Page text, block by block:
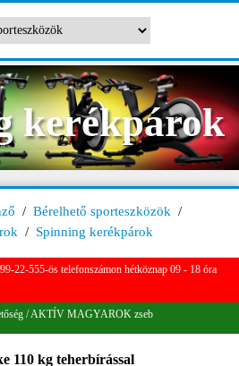
kerékpárok
/ Bérelhető sporteszközök /
/ Spinning kerékpárok
22-555-ös telefonszámon hétköznap 09 - 18 óra
/ AKTÍV MAGYAROK zseb
110 kg teherbírással